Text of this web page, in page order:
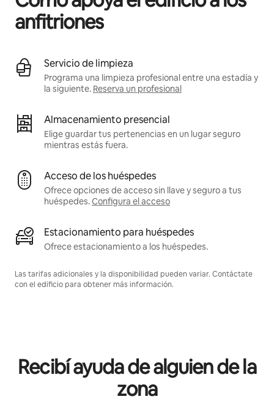
anfitriones
Servicio de limpieza
Programa una limpieza profesional entre una estadía y
la siguiente. Reserva un profesional
Almacenamiento presencial
Elige guardar tus pertenencias en un lugar seguro
mientras estás fuera.
Acceso de los huéspedes
Ofrece opciones de acceso sin llave y seguro a tus
huéspedes.Configura el acceso
Estacionamiento para huéspedes
Ofrece estacionamiento a los huéspedes.
Las tarifas adicionales y la disponibilidad pueden variar. Contáctate
con el edificio para obtener más información.
Recibí ayuda de alguien de la
zona